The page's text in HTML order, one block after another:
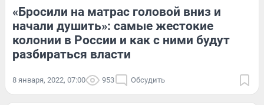
«Бросили на матрас головой вниз и
начали душить»: самые жестокие
колонии в России и как с ними будут
разбираться власти
8 января, 2022, 07:00 953 Обсудить